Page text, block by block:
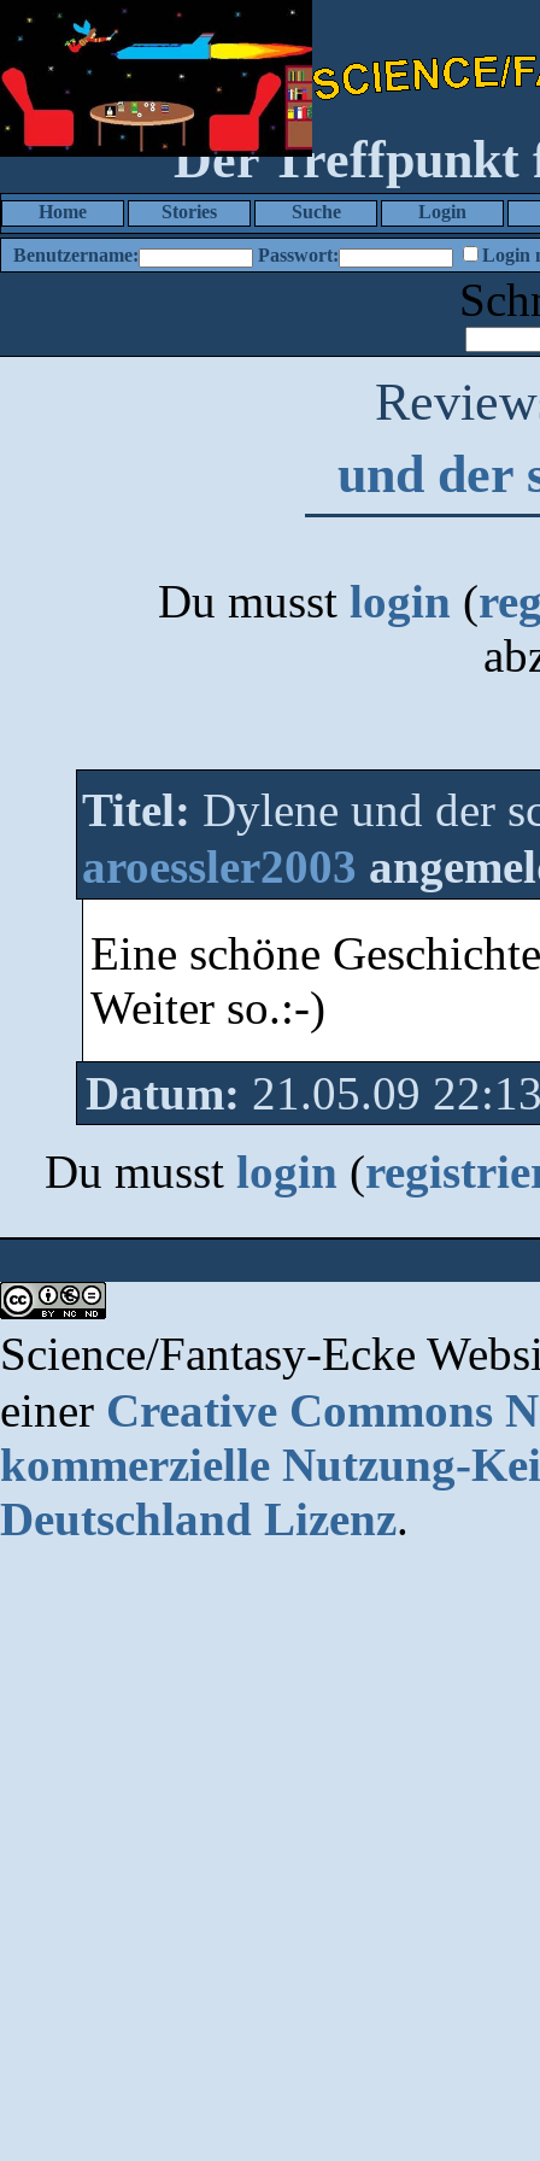
Der Treffpunkt
Home Stories Suche Login
Benutzername: Passwort: Login
und der
Du musst login (
Titel: Dylene und der
aroessler2003
Eine schöne
Weiter so.:-)
Datum: 21.05.09
Du musst login (
Science/Fantasy-Ecke
einer Creative Commons
kommerzielle Nutzung-
Deutschland Lizenz.